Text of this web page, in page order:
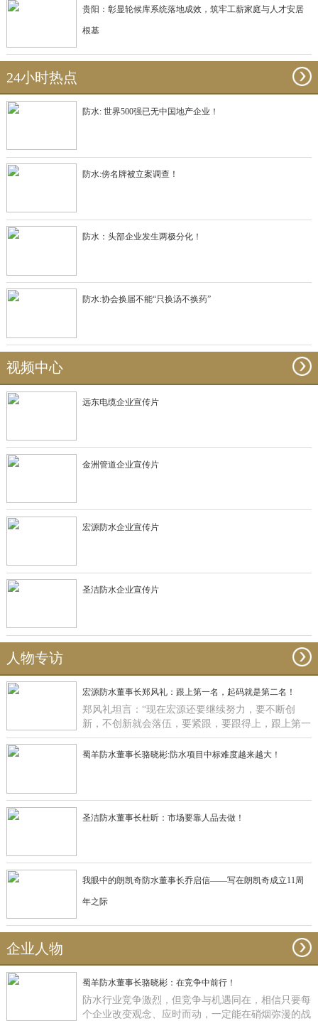
贵阳：彰显轮候库系统落地成效，筑牢工薪家庭与人才安居
根基
24小时热点
防水: 世界500强已无中国地产企业！
防水:傍名牌被立案调查！
防水：头部企业发生两极分化！
防水:协会换届不能“只换汤不换药”
视频中心
远东电缆企业宣传片
金洲管道企业宣传片
宏源防水企业宣传片
圣洁防水企业宣传片
人物专访
宏源防水董事长郑风礼：跟上第一名，起码就是第二名！
郑风礼坦言：“现在宏源还要继续努力，要不断创
新，不创新就会落伍，要紧跟，要跟得上，跟上第一
名，起码就是第二名了”。
蜀羊防水董事长骆晓彬:防水项目中标难度越来越大！
圣洁防水董事长杜昕：市场要靠人品去做！
我眼中的朗凯奇防水董事长乔启信——写在朗凯奇成立11周
年之际
企业人物
蜀羊防水董事长骆晓彬：在竞争中前行！
防水行业竞争激烈，但竞争与机遇同在，相信只要每
个企业改变观念、应时而动，一定能在硝烟弥漫的战